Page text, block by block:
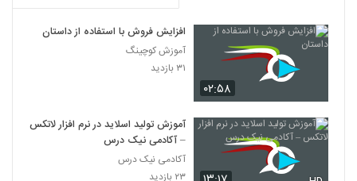
۰۲:۵۸
افزایش فروش با استفاده از داستان
آموزش کوچینگ
۳۱ بازدید
آموزش تولید اسلاید در نرم افزار لاتکس
– آکادمی نیک درس
آکادمی نیک درس
۲۳ بازدید